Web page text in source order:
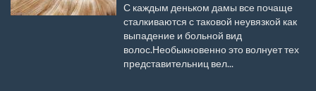
С каждым деньком дамы все почаще
сталкиваются с таковой неувязкой как
выпадение и больной вид
волос.Необыкновенно это волнует тех
представительниц вел...